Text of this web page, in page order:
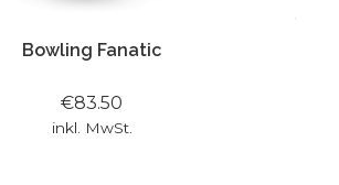
Bowling Fanatic
€83.50
inkl. MwSt.